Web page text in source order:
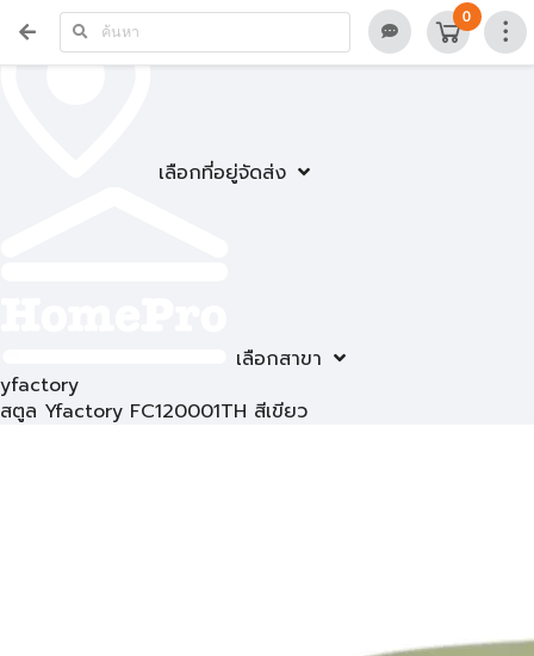
เลือกที่อยู่จัดส่ง
เลือกสาขา
0
yfactory
สตูล Yfactory FC120001TH สีเขียว